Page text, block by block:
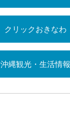
クリックおきなわ
沖縄観光・生活情報